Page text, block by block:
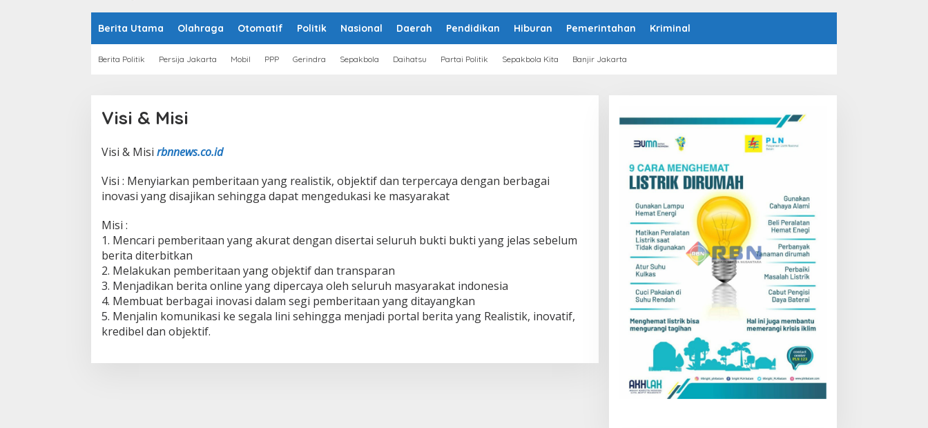
Berita Utama Olahraga Otomatif Politik Nasional Daerah Pendidikan Hiburan Pemerintahan Kriminal
Berita Politik Persija Jakarta Mobil PPP Gerindra Sepakbola Daihatsu Partai Politik Sepakbola Kita Banjir Jakarta
Visi & Misi
|
R
E
T
1
,
2
2
3
O
L
E
H
R
E
D
S
Visi & Misi rbnnews.co.id
Visi : Menyiarkan pemberitaan yang realistik, objektif dan terpercaya dengan berbagai
inovasi yang disajikan sehingga dapat mengedukasi ke masyarakat
Misi :
1. Mencari pemberitaan yang akurat dengan disertai seluruh bukti bukti yang jelas sebelum
berita diterbitkan
2. Melakukan pemberitaan yang objektif dan transparan
3. Menjadikan berita online yang dipercaya oleh seluruh masyarakat indonesia
4. Membuat berbagai inovasi dalam segi pemberitaan yang ditayangkan
5. Menjalin komunikasi ke segala lini sehingga menjadi portal berita yang Realistik, inovatif,
kredibel dan objektif.